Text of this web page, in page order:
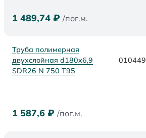
1 489,74 ₽ /пог.м.
Труба полимерная
двухслойная d180x6,9
SDR26 N 750 Т95
010449
1 587,6 ₽ /пог.м.